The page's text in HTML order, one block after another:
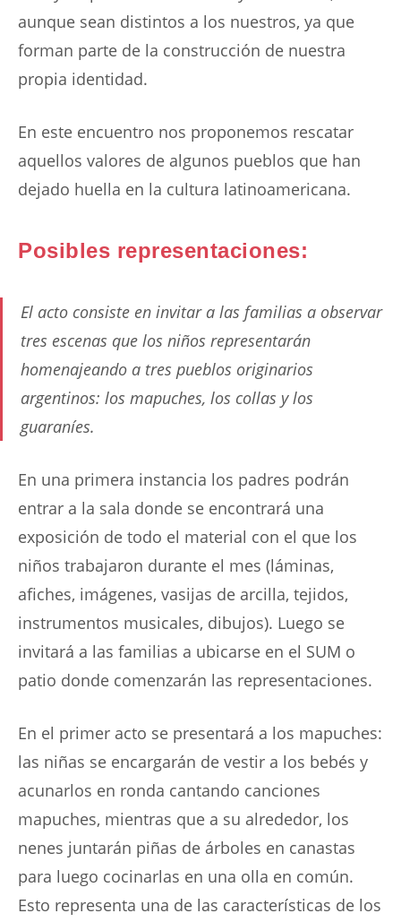
aunque sean distintos a los nuestros, ya que
forman parte de la construcción de nuestra
propia identidad.
En este encuentro nos proponemos rescatar
aquellos valores de algunos pueblos que han
dejado huella en la cultura latinoamericana.
Posibles representaciones:
El acto consiste en invitar a las familias a observar
tres escenas que los niños representarán
homenajeando a tres pueblos originarios
argentinos: los mapuches, los collas y los
guaraníes.
En una primera instancia los padres podrán
entrar a la sala donde se encontrará una
exposición de todo el material con el que los
niños trabajaron durante el mes (láminas,
afiches, imágenes, vasijas de arcilla, tejidos,
instrumentos musicales, dibujos). Luego se
invitará a las familias a ubicarse en el SUM o
patio donde comenzarán las representaciones.
En el primer acto se presentará a los mapuches:
las niñas se encargarán de vestir a los bebés y
acunarlos en ronda cantando canciones
mapuches, mientras que a su alrededor, los
nenes juntarán piñas de árboles en canastas
para luego cocinarlas en una olla en común.
Esto representa una de las características de los